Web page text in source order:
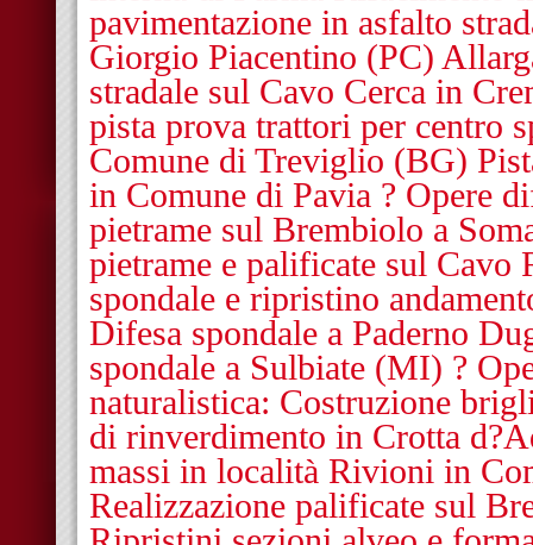
pavimentazione in asfalto
Giorgio Piacentino (PC)
stradale sul Cavo Cerca in
pista prova trattori per centro
Comune di Treviglio (BG)
in Comune di Pavia ? Opere
pietrame sul Brembiolo a
pietrame e palificate sul Cavo
spondale e ripristino
Difesa spondale a Paderno
spondale a Sulbiate (MI) ?
naturalistica: Costruzione
di rinverdimento in Crotta
massi in località Rivioni in
Realizzazione palificate sul